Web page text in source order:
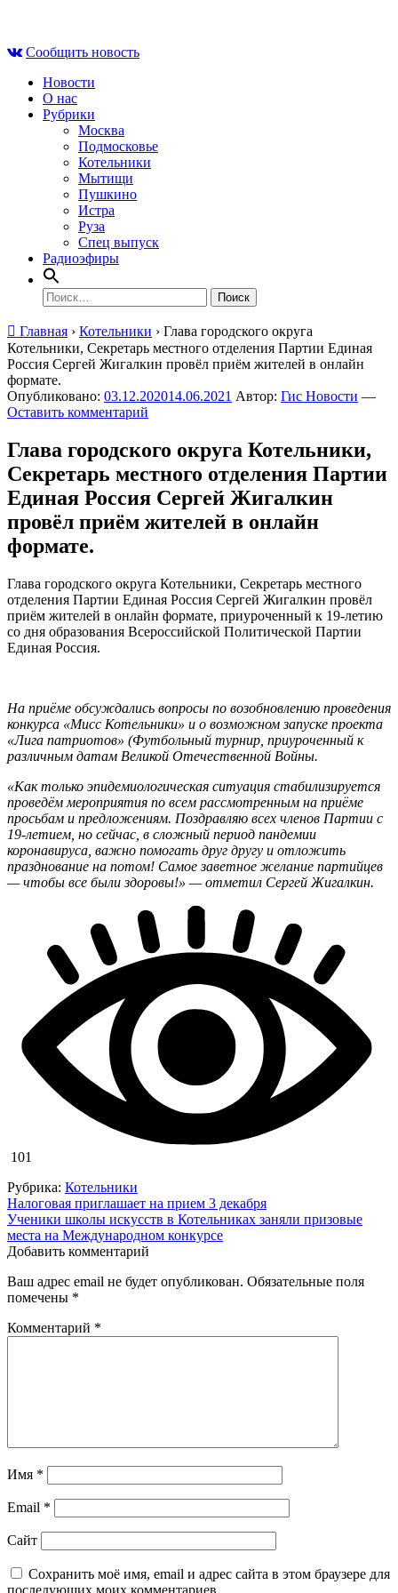
contentСообщить новость
Новости
О нас
Рубрики
Москва
Подмосковье
Котельники
Мытищи
Пушкино
Истра
Руза
Спец выпуск
Радиоэфиры
Найти:
Главная › Котельники › Глава городского округа
Котельники, Секретарь местного отделения Партии Единая
Россия Сергей Жигалкин провёл приём жителей в онлайн
формате.
Опубликовано: 03.12.202014.06.2021 Автор: Гис Новости —
Оставить комментарий
Глава городского округа Котельники,
Секретарь местного отделения Партии
Единая Россия Сергей Жигалкин
провёл приём жителей в онлайн
формате.
Глава городского округа Котельники, Секретарь местного
отделения Партии Единая Россия Сергей Жигалкин провёл
приём жителей в онлайн формате, приуроченный к 19-летию
со дня образования Всероссийской Политической Партии
Единая Россия.
На приёме обсуждались вопросы по возобновлению проведения
конкурса «Мисс Котельники» и о возможном запуске проекта
«Лига патриотов» (Футбольный турнир, приуроченный к
различным датам Великой Отечественной Войны.
«Как только эпидемиологическая ситуация стабилизируется
проведём мероприятия по всем рассмотренным на приёме
просьбам и предложениям. Поздравляю всех членов Партии с
19-летием, но сейчас, в сложный период пандемии
коронавируса, важно помогать друг другу и отложить
празднование на потом! Самое заветное желание партийцев
— чтобы все были здоровы!» — отметил Сергей Жигалкин.
101
Рубрика: Котельники
Навигация
по
записям
Налоговая приглашает на прием 3 декабря
Ученики школы искусств в Котельниках заняли призовые
места на Международном конкурсе
Добавить комментарий
Ваш адрес email не будет опубликован. Обязательные поля
помечены *
Комментарий *
Имя *
Email *
Сайт
Сохранить моё имя, email и адрес сайта в этом браузере для
последующих моих комментариев.